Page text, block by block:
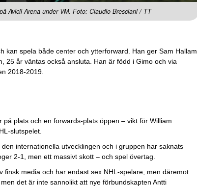
Avicii Arena under VM. Foto: Claudio Bresciani / TT
kan spela både center och ytterforward. Han ger Sam Hallam
25 år väntas också ansluta. Han är född i Gimo och via
2018-2019.
plats och en forwards-plats öppen – vikt för William
slutspelet.
internationella utvecklingen och i gruppen har saknats
2-1, men ett massivt skott – och spel övertag.
finsk media och har endast sex NHL-spelare, men däremot
det är inte sannolikt att nye förbundskapten Antti